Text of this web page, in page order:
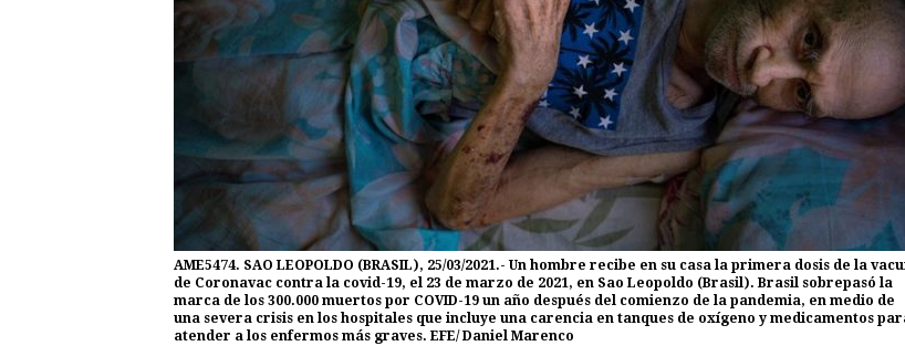
AME5474. SAO LEOPOLDO (BRASIL), 25/03/2021.- Un hombre recibe en su casa la primera dosis de la
de Coronavac contra la covid-19, el 23 de marzo de 2021, en Sao Leopoldo (Brasil). Brasil sobrepasó la
marca de los 300.000 muertos por COVID-19 un año después del comienzo de la pandemia, en medio de
una severa crisis en los hospitales que incluye una carencia en tanques de oxígeno y medicamentos
atender a los enfermos más graves. EFE/ Daniel Marenco